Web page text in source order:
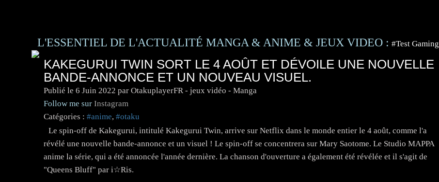
L'ESSENTIEL DE L'ACTUALITÉ MANGA & ANIME & JEUX VIDEO : #Test Gaming
KAKEGURUI TWIN SORT LE 4 AOÛT ET DÉVOILE UNE NOUVELLE
BANDE-ANNONCE ET UN NOUVEAU VISUEL.
Publié le 6 Juin 2022 par OtakuplayerFR - jeux vidéo - Manga
Follow me sur Instagram
Catégories : #anime, #otaku
Le spin-off de Kakegurui, intitulé Kakegurui Twin, arrive sur Netflix dans le monde entier le 4 août, comme l'a
révélé une nouvelle bande-annonce et un visuel ! Le spin-off se concentrera sur Mary Saotome. Le Studio MAPPA
anime la série, qui a été annoncée l'année dernière. La chanson d'ouverture a également été révélée et il s'agit de
"Queens Bluff" par i☆Ris.